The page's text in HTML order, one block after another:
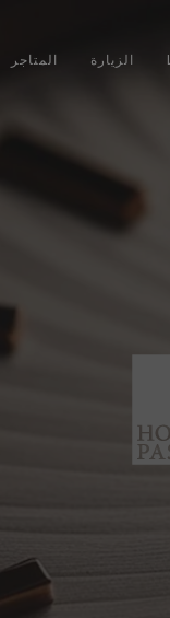
المتاجر الزيارة